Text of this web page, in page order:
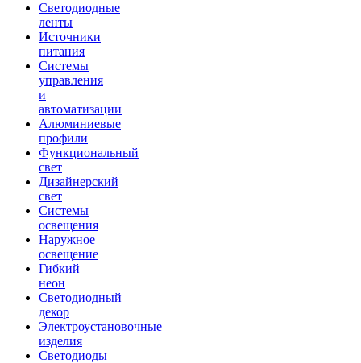
Светодиодные
ленты
Источники
питания
Системы
управления
и
автоматизации
Алюминиевые
профили
Функциональный
свет
Дизайнерский
свет
Системы
освещения
Наружное
освещение
Гибкий
неон
Светодиодный
декор
Электроустановочные
изделия
Светодиоды